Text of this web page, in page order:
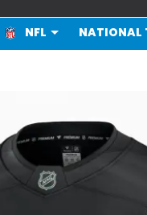
NFL NATIONAL